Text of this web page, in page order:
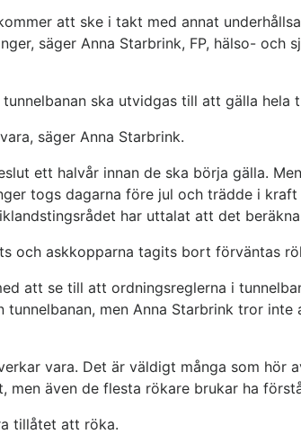
att ske i takt med annat
säger Anna Starbrink, FP, hälso- och
ska utvidgas till att gälla hela
säger Anna Starbrink.
ett halvår innan de ska börja gälla.
togs dagarna före jul och trädde i
har uttalat att det
och askkopparna tagits bort förväntas
att se till att ordningsreglerna i
men Anna Starbrink tror
vara. Det är väldigt många som hör
även de flesta rökare brukar ha
tillåtet att röka.